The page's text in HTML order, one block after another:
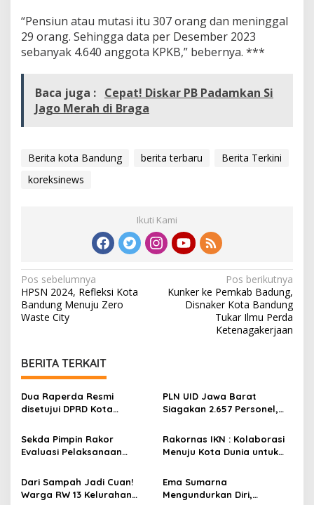
“Pensiun atau mutasi itu 307 orang dan meninggal
29 orang. Sehingga data per Desember 2023
sebanyak 4.640 anggota KPKB,” bebernya. ***
Baca juga : Cepat! Diskar PB Padamkan Si
Jago Merah di Braga
Berita kota Bandung berita terbaru
Berita Terkini
koreksinews
Ikuti Kami
N
a
v
g
a
s
i
p
o
s
Pos sebelumnya
HPSN 2024, Refleksi Kota
Bandung Menuju Zero
Waste City
Pos berikutnya
Kunker ke Pemkab Badung,
Disnaker Kota Bandung
Tukar Ilmu Perda
Ketenagakerjaan
BERITA TERKAIT
Dua Raperda Resmi
disetujui DPRD Kota
PLN UID Jawa Barat
Siagakan 2.657 Personel,
Kelistrikan Ramadan 1445 H
Sekda Pimpin Rakor
Evaluasi Pelaksanaan
Kabupaten Bogor
Rakornas IKN : Kolaborasi
Menuju Kota Dunia untuk
Dari Sampah Jadi Cuan!
Warga RW 13 Kelurahan
Ema Sumarna
Mengundurkan Diri,